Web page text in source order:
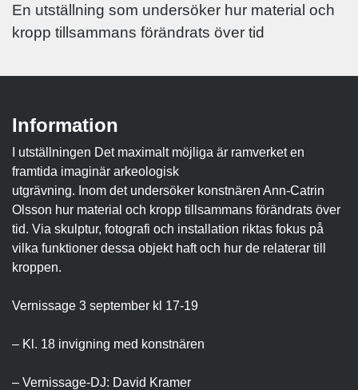
En utställning som undersöker hur material och
kropp tillsammans förändrats över tid
Information
I utställningen Det maximalt möjliga är ramverket en
framtida imaginär arkeologisk
utgrävning. Inom det undersöker konstnären Ann-Catrin
Olsson hur material och kropp tillsammans förändrats över
tid. Via skulptur, fotografi och installation riktas fokus på
vilka funktioner dessa objekt haft och hur de relaterar till
kroppen.
Vernissage 3 september kl 17-19
– Kl. 18 invigning med konstnären
– Vernissage-DJ: David Kramer